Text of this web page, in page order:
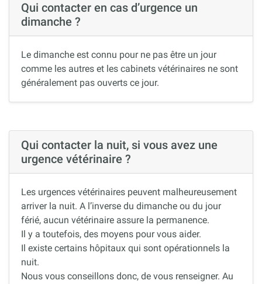
Qui contacter en cas d’urgence un
dimanche ?
Le dimanche est connu pour ne pas être un jour
comme les autres et les cabinets vétérinaires ne sont
généralement pas ouverts ce jour.
Qui contacter la nuit, si vous avez une
urgence vétérinaire ?
Les urgences vétérinaires peuvent malheureusement
arriver la nuit. A l’inverse du dimanche ou du jour
férié, aucun vétérinaire assure la permanence.
Il y a toutefois, des moyens pour vous aider.
Il existe certains hôpitaux qui sont opérationnels la
nuit.
Nous vous conseillons donc, de vous renseigner. Au